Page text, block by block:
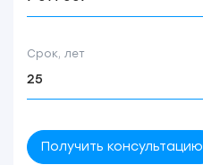
Срок, лет
Получить консультацию